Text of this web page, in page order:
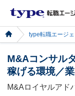
type転職エージ
M&Aコンサル
稼げる環境／
M&Aロイヤルアド